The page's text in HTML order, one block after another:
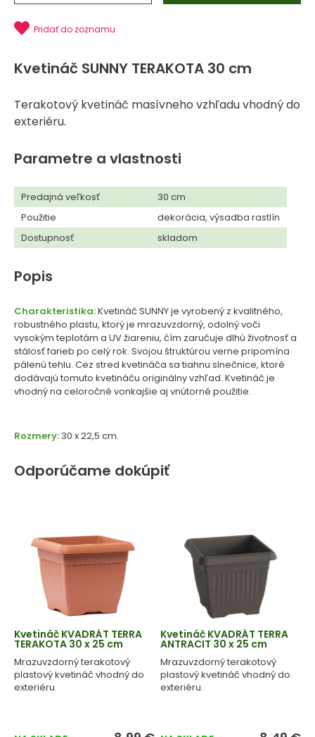
Pridať do zoznamu
Kvetináč SUNNY TERAKOTA 30 cm
Terakotový kvetináč masívneho vzhľadu vhodný do
exteriéru.
Parametre a vlastnosti
Predajná veľkosť
30 cm
Použitie
dekorácia, výsadba rastlín
Dostupnosť
skladom
Popis
Charakteristika:Kvetináč SUNNY je vyrobený z kvalitného,
robustného plastu, ktorý je mrazuvzdorný, odolný voči
vysokým teplotám a UV žiareniu, čím zaručuje dlhú životnosť a
stálosť farieb po celý rok. Svojou štruktúrou verne pripomína
pálenú tehlu. Cez stred kvetináča sa tiahnu slnečnice, ktoré
dodávajú tomuto kvetináču originálny vzhľad. Kvetináč je
vhodný na celoročné vonkajšie aj vnútorné použitie.
Rozmery: 30 x 22,5 cm.
Odporúčame dokúpiť
Kvetináč KVADRÁT TERRA
TERAKOTA 30 x 25 cm
Mrazuvzdorný terakotový
plastový kvetináč vhodný do
exteriéru.
Kvetináč KVADRÁT TERRA
ANTRACIT 30 x 25 cm
Mrazuvzdorný terakotový
plastový kvetináč vhodný do
exteriéru.